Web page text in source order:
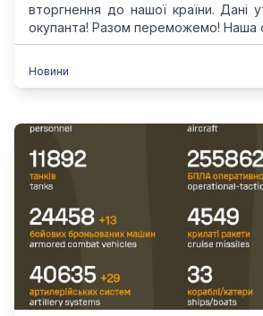
вторгнення до нашої країни. Дані
окупанта! Разом переможемо! Наша
Новини